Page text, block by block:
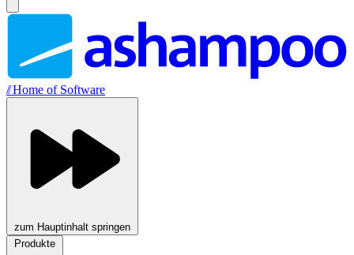
//Home of Software
zum Hauptinhalt springen
Produkte